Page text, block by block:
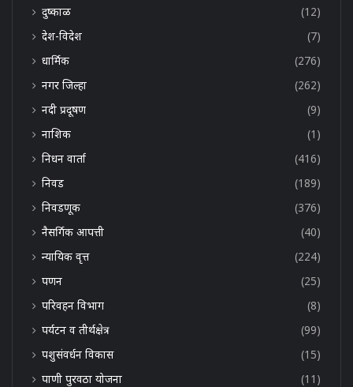
दुष्काळ
(12)
देश-विदेश
(7)
धार्मिक
(276)
नगर जिल्हा
(262)
नदी प्रदूषण
(9)
नाशिक
(1)
निधन वार्ता
(416)
निवड
(189)
निवडणूक
(376)
नैसर्गिक आपत्ती
(40)
न्यायिक वृत्त
(224)
पणन
(25)
परिवहन विभाग
(8)
पर्यटन व तीर्थक्षेत्र
(99)
पशुसंवर्धन विकास
(15)
पाणी पुरवठा योजना
(11)